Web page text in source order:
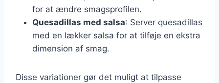
for at ændre smagsprofilen.
Quesadillas med salsa: Server quesadillas
med en lækker salsa for at tilføje en ekstra
dimension af smag.
Disse variationer gør det muligt at tilpasse